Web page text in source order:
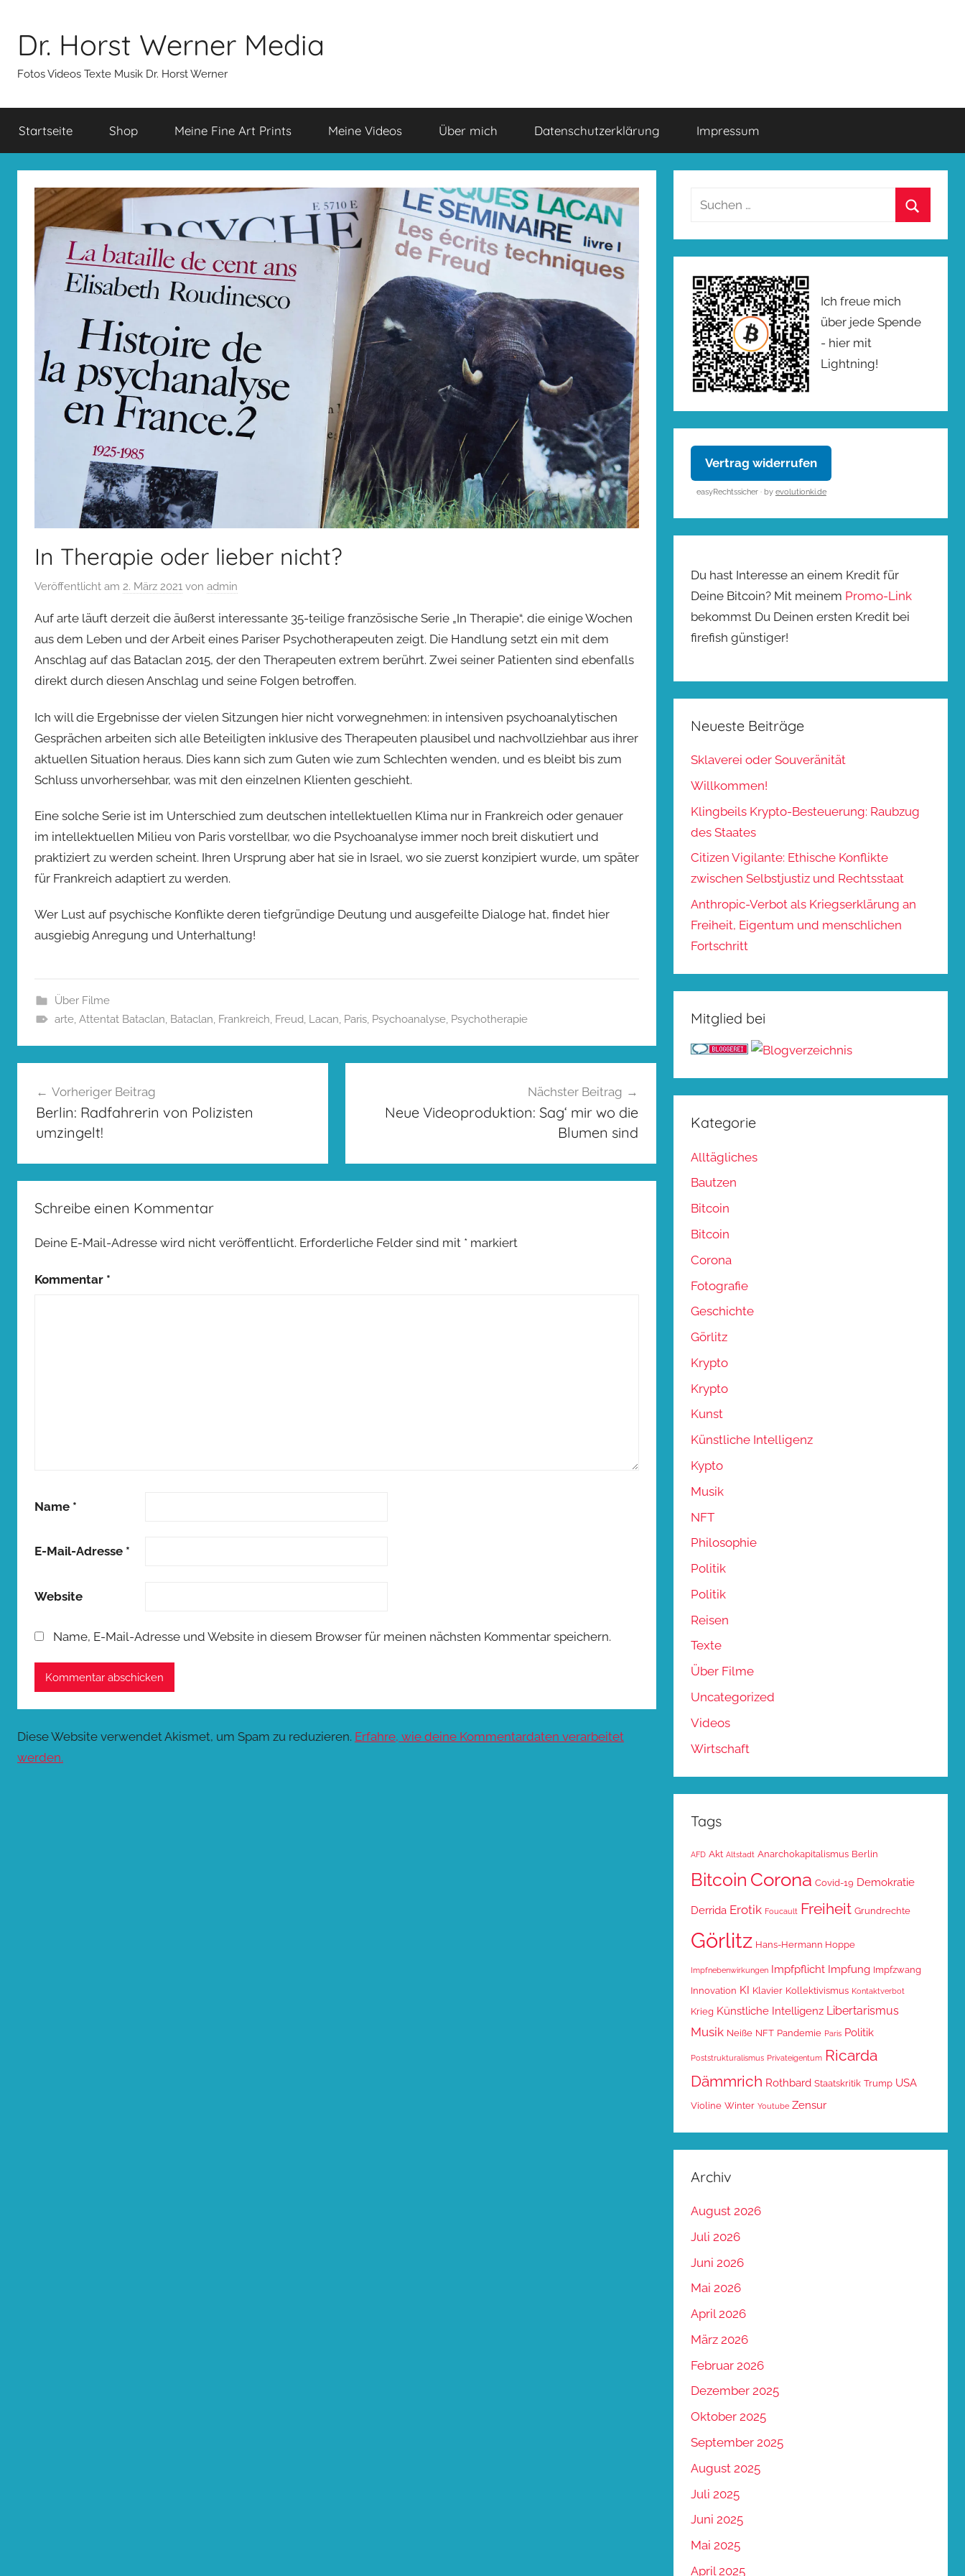
springen
Dr. Horst Werner Media
Fotos Videos Texte Musik Dr. Horst Werner
Startseite Shop Meine Fine Art Prints Meine Videos Über mich Datenschutzerklärung Impressum
In Therapie oder lieber nicht?
Veröffentlicht am 2. März 2021 von admin
Auf arte läuft derzeit die äußerst interessante 35-teilige französische Serie „In Therapie“, die einige Wochen
aus dem Leben und der Arbeit eines Pariser Psychotherapeuten zeigt. Die Handlung setzt ein mit dem
Anschlag auf das Bataclan 2015, der den Therapeuten extrem berührt. Zwei seiner Patienten sind ebenfalls
direkt durch diesen Anschlag und seine Folgen betroffen.
Ich will die Ergebnisse der vielen Sitzungen hier nicht vorwegnehmen: in intensiven psychoanalytischen
Gesprächen arbeiten sich alle Beteiligten inklusive des Therapeuten plausibel und nachvollziehbar aus ihrer
aktuellen Situation heraus. Dies kann sich zum Guten wie zum Schlechten wenden, und es bleibt bis zum
Schluss unvorhersehbar, was mit den einzelnen Klienten geschieht.
Eine solche Serie ist im Unterschied zum deutschen intellektuellen Klima nur in Frankreich oder genauer
im intellektuellen Milieu von Paris vorstellbar, wo die Psychoanalyse immer noch breit diskutiert und
praktiziert zu werden scheint. Ihren Ursprung aber hat sie in Israel, wo sie zuerst konzipiert wurde, um später
für Frankreich adaptiert zu werden.
Wer Lust auf psychische Konflikte deren tiefgründige Deutung und ausgefeilte Dialoge hat, findet hier
ausgiebig Anregung und Unterhaltung!
Über Filme
arte, Attentat Bataclan, Bataclan, Frankreich, Freud, Lacan, Paris, Psychoanalyse, Psychotherapie
Vorheriger Beitrag
Berlin: Radfahrerin von Polizisten
umzingelt!
Nächster Beitrag
Neue Videoproduktion: Sag‘ mir wo die
Blumen sind
Schreibe einen Kommentar
Deine E-Mail-Adresse wird nicht veröffentlicht. Erforderliche Felder sind mit * markiert
Kommentar *
Name *
E-Mail-Adresse *
Website
Name, E-Mail-Adresse und Website in diesem Browser für meinen nächsten Kommentar speichern.
Diese Website verwendet Akismet, um Spam zu reduzieren. Erfahre, wie deine Kommentardaten verarbeitet
werden.
Suchen
Ich freue mich
über jede Spende
- hier mit
Lightning!
Vertrag widerrufen
easyRechtssicher · by evolutionki.de
Du hast Interesse an einem Kredit für
Deine Bitcoin? Mit meinem Promo-Link
bekommst Du Deinen ersten Kredit bei
firefish günstiger!
Neueste Beiträge
Sklaverei oder Souveränität
Willkommen!
Klingbeils Krypto-Besteuerung: Raubzug
des Staates
Citizen Vigilante: Ethische Konflikte
zwischen Selbstjustiz und Rechtsstaat
Anthropic-Verbot als Kriegserklärung an
Freiheit, Eigentum und menschlichen
Fortschritt
Mitglied bei
Kategorie
Alltägliches
Bautzen
Bitcoin
Bitcoin
Corona
Fotografie
Geschichte
Görlitz
Krypto
Krypto
Kunst
Künstliche Intelligenz
Kypto
Musik
NFT
Philosophie
Politik
Politik
Reisen
Texte
Über Filme
Uncategorized
Videos
Wirtschaft
Tags
AFD Akt Altstadt Anarchokapitalismus Berlin
Bitcoin Corona Covid-19 Demokratie
Derrida Erotik Foucault Freiheit Grundrechte
Görlitz Hans-Hermann Hoppe
Impfnebenwirkungen Impfpflicht Impfung Impfzwang
Innovation KI Klavier Kollektivismus Kontaktverbot
Krieg Künstliche Intelligenz Libertarismus
Musik Neiße NFT Pandemie Paris Politik
Poststrukturalismus Privateigentum Ricarda
Dämmrich Rothbard Staatskritik Trump USA
Violine Winter Youtube Zensur
Archiv
August 2026
Juli 2026
Juni 2026
Mai 2026
April 2026
März 2026
Februar 2026
Dezember 2025
Oktober 2025
September 2025
August 2025
Juli 2025
Juni 2025
Mai 2025
April 2025